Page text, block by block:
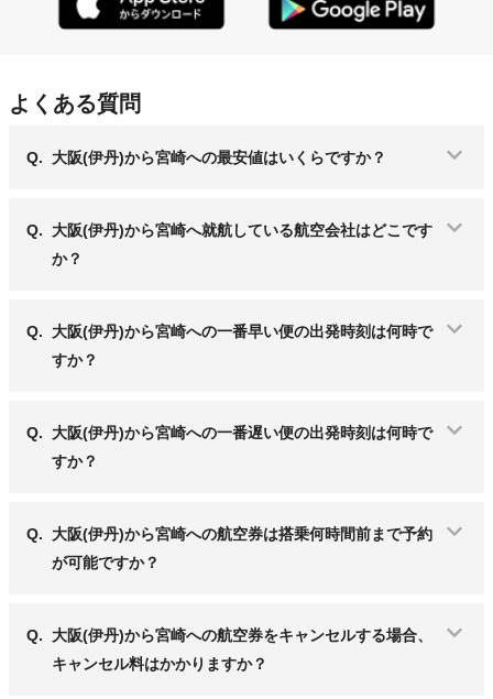
よくある質問
Q. 大阪(伊丹)から宮崎への最安値はいくらですか？
Q.
大阪(伊丹)から宮崎へ就航している航空会社はどこです
か？
Q.
大阪(伊丹)から宮崎への一番早い便の出発時刻は何時で
すか？
Q.
大阪(伊丹)から宮崎への一番遅い便の出発時刻は何時で
すか？
Q.
大阪(伊丹)から宮崎への航空券は搭乗何時間前まで予約
が可能ですか？
Q.
大阪(伊丹)から宮崎への航空券をキャンセルする場合、
キャンセル料はかかりますか？